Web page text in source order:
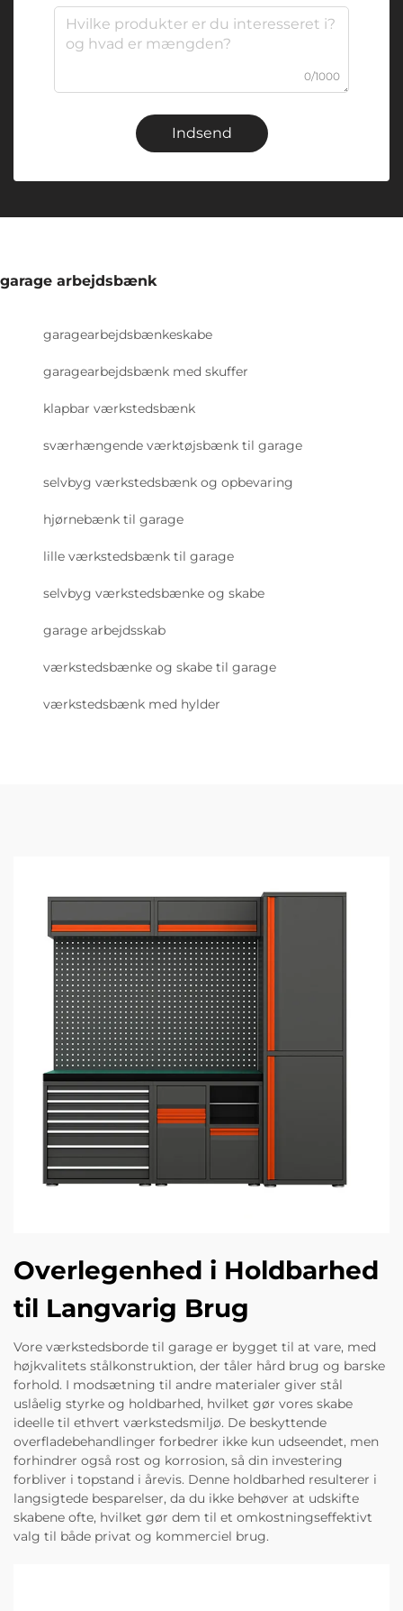
0/1000
Indsend
garage arbejdsbænk
garagearbejdsbænkeskabe
garagearbejdsbænk med skuffer
klapbar værkstedsbænk
sværhængende værktøjsbænk til garage
selvbyg værkstedsbænk og opbevaring
hjørnebænk til garage
lille værkstedsbænk til garage
selvbyg værkstedsbænke og skabe
garage arbejdsskab
værkstedsbænke og skabe til garage
værkstedsbænk med hylder
Overlegenhed i Holdbarhed
til Langvarig Brug
Vore værkstedsborde til garage er bygget til at vare, med
højkvalitets stålkonstruktion, der tåler hård brug og barske
forhold. I modsætning til andre materialer giver stål
uslåelig styrke og holdbarhed, hvilket gør vores skabe
ideelle til ethvert værkstedsmiljø. De beskyttende
overfladebehandlinger forbedrer ikke kun udseendet, men
forhindrer også rost og korrosion, så din investering
forbliver i topstand i årevis. Denne holdbarhed resulterer i
langsigtede besparelser, da du ikke behøver at udskifte
skabene ofte, hvilket gør dem til et omkostningseffektivt
valg til både privat og kommerciel brug.